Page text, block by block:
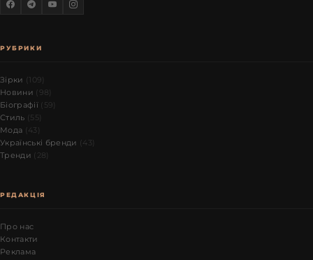
РУБРИКИ
Зірки (109)
Новини (98)
Біографії (59)
Стиль (55)
Мода (43)
Українські бренди (43)
Тренди (28)
РЕДАКЦІЯ
Про нас
Контакти
Реклама